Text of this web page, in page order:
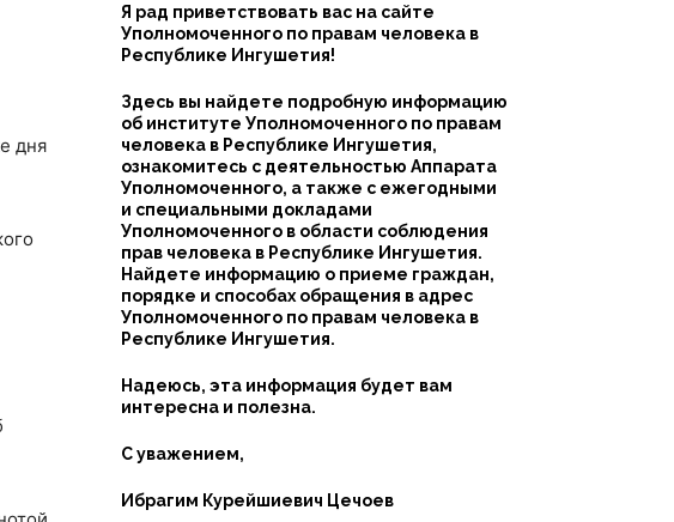
дня
Я рад приветствовать вас на сайте
Уполномоченного по правам человека в
Республике Ингушетия!
Здесь вы найдете подробную информацию
об институте Уполномоченного по правам
человека в Республике Ингушетия,
ознакомитесь с деятельностью Аппарата
Уполномоченного, а также с ежегодными
и специальными докладами
Уполномоченного в области соблюдения
прав человека в Республике Ингушетия.
Найдете информацию о приеме граждан,
порядке и способах обращения в адрес
Уполномоченного по правам человека в
Республике Ингушетия.
Надеюсь, эта информация будет вам
интересна и полезна.
С уважением,
Ибрагим Курейшиевич Цечоев